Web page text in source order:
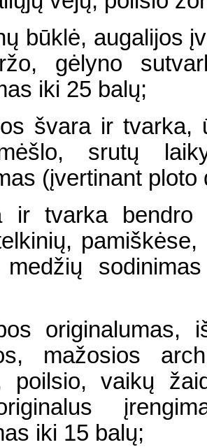
būklė, augalijos
gėlyno
iki 25 balų;
švara ir tvarka,
srutų
(įvertinant ploto
ir tvarka bendro
medžių
originalumas,
mažosios
poilsio, vaikų
iki 15 balų;